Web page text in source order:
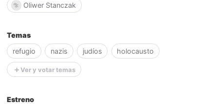
Oliwer Stanczak
Temas
refugio
nazis judíos holocausto
Ver y votar temas
Estreno